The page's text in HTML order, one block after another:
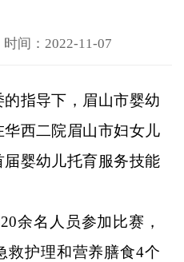
时间：2022-11-07
指导下，眉山市婴幼
西二院眉山市妇女儿
婴幼儿托育服务技能
余名人员参加比赛，
救护理和营养膳食4个